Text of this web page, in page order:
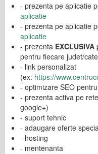
- prezenta pe aplicatie
aplicatie
- prezenta pe aplicatie
aplicatie
- prezenta EXCLUSIVA
pentru fiecare judet/
- link personalizat
(ex: https://
- optimizare SEO
- prezenta activa pe
google+)
- suport tehnic
- adaugare oferte
- hosting
- mentenanta